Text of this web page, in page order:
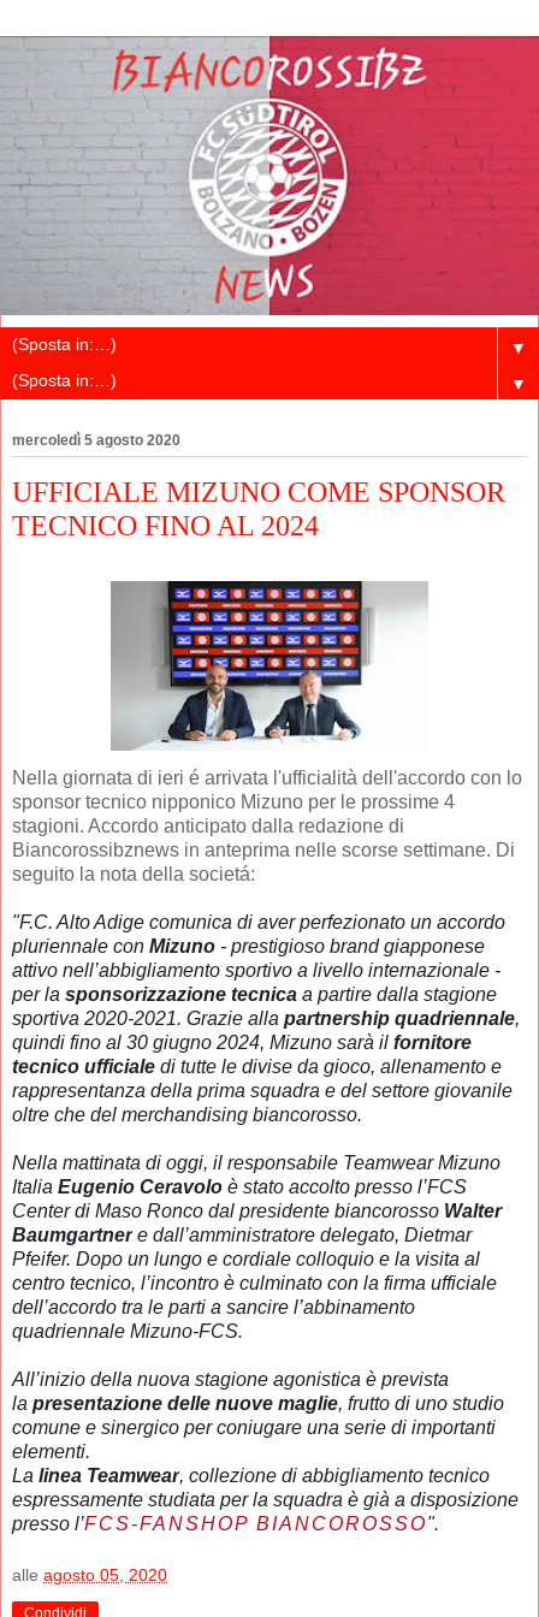
▼
▼
mercoledì 5 agosto 2020
UFFICIALE MIZUNO COME SPONSOR
TECNICO FINO AL 2024
Nella giornata di ieri é arrivata l'ufficialità dell'accordo con lo
sponsor tecnico nipponico Mizuno per le prossime 4
stagioni. Accordo anticipato dalla redazione di
Biancorossibznews in anteprima nelle scorse settimane. Di
seguito la nota della societá:
"F.C. Alto Adige comunica di aver perfezionato un accordo
pluriennale con Mizuno - prestigioso brand giapponese
attivo nell’abbigliamento sportivo a livello internazionale -
per la sponsorizzazione tecnica a partire dalla stagione
sportiva 2020-2021. Grazie alla partnership quadriennale,
quindi fino al 30 giugno 2024, Mizuno sarà il fornitore
tecnico ufficiale di tutte le divise da gioco, allenamento e
rappresentanza della prima squadra e del settore giovanile
oltre che del merchandising biancorosso.
Nella mattinata di oggi, il responsabile Teamwear Mizuno
Italia Eugenio Ceravolo è stato accolto presso l’FCS
Center di Maso Ronco dal presidente biancorosso Walter
Baumgartner e dall’amministratore delegato, Dietmar
Pfeifer. Dopo un lungo e cordiale colloquio e la visita al
centro tecnico, l’incontro è culminato con la firma ufficiale
dell’accordo tra le parti a sancire l’abbinamento
quadriennale Mizuno-FCS.
All’inizio della nuova stagione agonistica è prevista
la presentazione delle nuove maglie, frutto di uno studio
comune e sinergico per coniugare una serie di importanti
elementi.
La linea Teamwear, collezione di abbigliamento tecnico
espressamente studiata per la squadra è già a disposizione
presso l’FCS-FANSHOP BIANCOROSSO".
alle agosto 05, 2020